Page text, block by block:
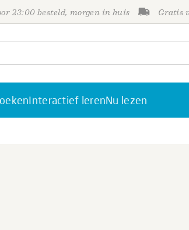
23:00 besteld, morgen in huis Gratis
Interactief lerenNu lezen